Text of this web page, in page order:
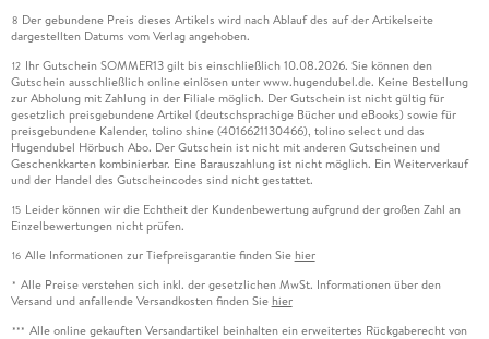
8 Der gebundene Preis dieses Artikels wird nach Ablauf des auf der Artikelseite
dargestellten Datums vom Verlag angehoben.
12 Ihr Gutschein SOMMER13 gilt bis einschließlich 10.08.2026. Sie können den
Gutschein ausschließlich online einlösen unter www.hugendubel.de. Keine Bestellung
zur Abholung mit Zahlung in der Filiale möglich. Der Gutschein ist nicht gültig für
gesetzlich preisgebundene Artikel (deutschsprachige Bücher und eBooks) sowie für
preisgebundene Kalender, tolino shine (4016621130466), tolino select und das
Hugendubel Hörbuch Abo. Der Gutschein ist nicht mit anderen Gutscheinen und
Geschenkkarten kombinierbar. Eine Barauszahlung ist nicht möglich. Ein Weiterverkauf
und der Handel des Gutscheincodes sind nicht gestattet.
15 Leider können wir die Echtheit der Kundenbewertung aufgrund der großen Zahl an
Einzelbewertungen nicht prüfen.
16 Alle Informationen zur Tiefpreisgarantie finden Sie hier
* Alle Preise verstehen sich inkl. der gesetzlichen MwSt. Informationen über den
Versand und anfallende Versandkosten finden Sie hier
*** Alle online gekauften Versandartikel beinhalten ein erweitertes Rückgaberecht von